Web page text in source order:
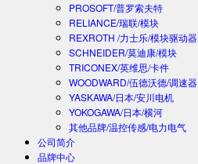
PROSOFT/普罗索夫特
RELIANCE/瑞联/模块
REXROTH /力士乐/模块驱动器
SCHNEIDER/莫迪康/模块
TRICONEX/英维思/卡件
WOODWARD/伍德沃德/调速器
YASKAWA/日本/安川电机
YOKOGAWA/日本/横河
其他品牌/温控传感/电力电气
公司简介
品牌中心